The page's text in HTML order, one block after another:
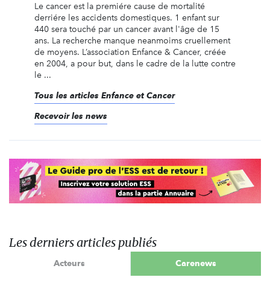
Le cancer est la premiére cause de mortalité
derriére les accidents domestiques. 1 enfant sur
440 sera touché par un cancer avant l'âge de 15
ans. La recherche manque neanmoims cruellement
de moyens. L’association Enfance & Cancer, créée
en 2004, a pour but, dans le cadre de la lutte contre
le ...
Tous les articles Enfance et Cancer
Recevoir les news
Les derniers articles publiés
Acteurs Carenews